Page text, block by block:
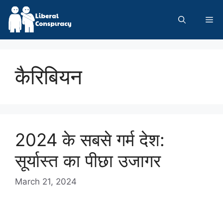
Skip
content
कैरिबियन
2024 के सबसे गर्म देश:
सूर्यास्त का पीछा उजागर
March 21, 2024